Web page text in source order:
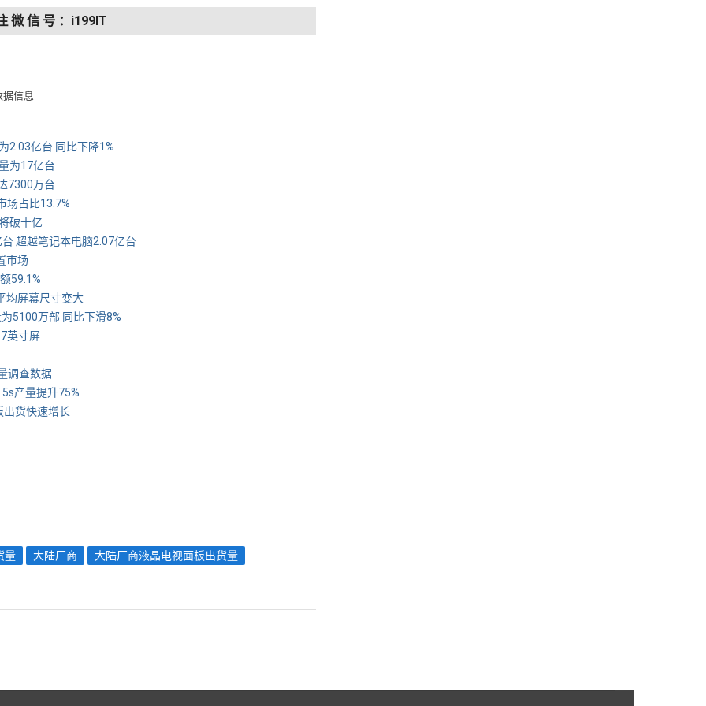
微 信 号 ：i199IT
据信息
2.03亿台 同比下降1%
为17亿台
7300万台
场占比13.7%
破十亿
超越笔记本电脑2.07亿台
市场
59.1%
均屏幕尺寸变大
5100万部 同比下滑8%
英寸屏
调查数据
产量提升75%
出货快速增长
量 大陆厂商 大陆厂商液晶电视面板出货量